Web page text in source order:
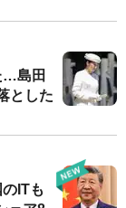
…島田
とした
ITも